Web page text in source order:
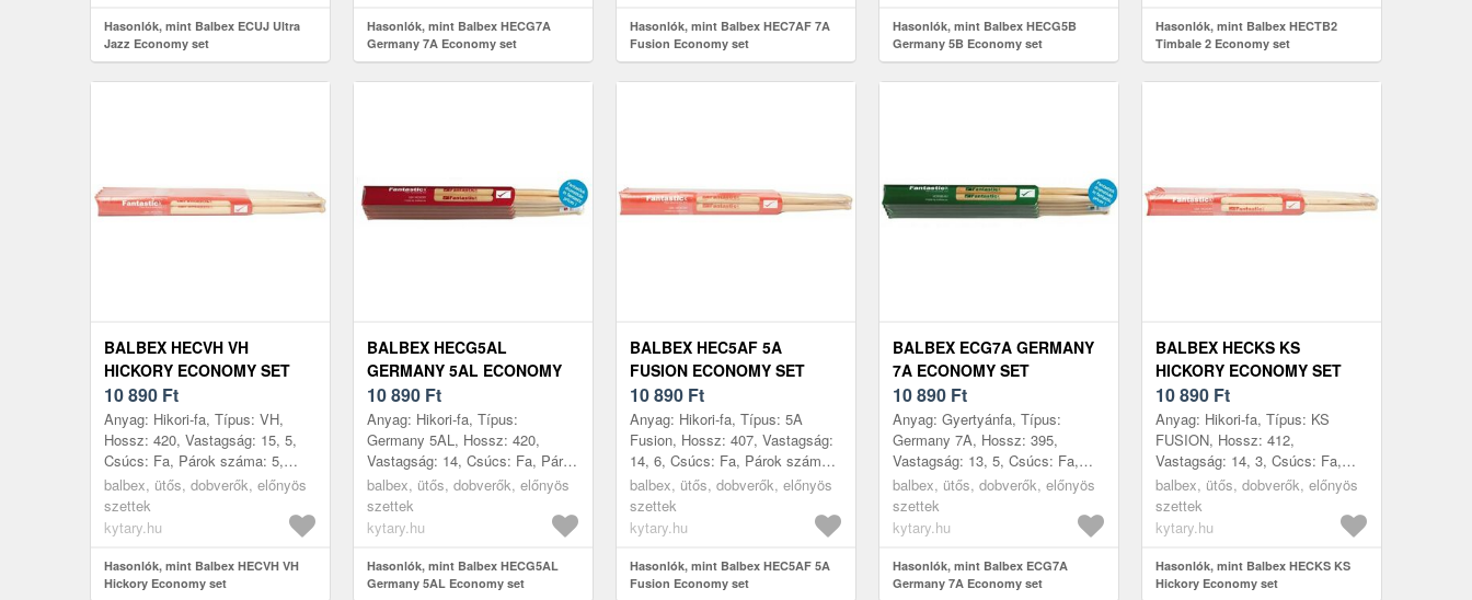
Hasonlók, mint Balbex ECUJ Ultra
Jazz Economy set
Hasonlók, mint Balbex HECG7A
Germany 7A Economy set
Hasonlók, mint Balbex HEC7AF 7A
Fusion Economy set
Hasonlók, mint Balbex HECG5B
Germany 5B Economy set
Hasonlók, mint Balbex HECTB2
Timbale 2 Economy set
BALBEX HECVH VH
HICKORY ECONOMY SET
10 890 Ft
Anyag: Hikori-fa, Típus: VH,
Hossz: 420, Vastagság: 15, 5,
Csúcs: Fa, Párok száma: 5,
Gyártás helye: Csehország
balbex, ütős, dobverők, előnyös
szettek
kytary.hu
Hasonlók, mint Balbex HECVH VH
Hickory Economy set
BALBEX HECG5AL
GERMANY 5AL ECONOMY
SET
10 890 Ft
Anyag: Hikori-fa, Típus:
Germany 5AL, Hossz: 420,
Vastagság: 14, Csúcs: Fa, Párok
száma: 5, Gyártás helye:
Csehország
balbex, ütős, dobverők, előnyös
szettek
kytary.hu
Hasonlók, mint Balbex HECG5AL
Germany 5AL Economy set
BALBEX HEC5AF 5A
FUSION ECONOMY SET
10 890 Ft
Anyag: Hikori-fa, Típus: 5A
Fusion, Hossz: 407, Vastagság:
14, 6, Csúcs: Fa, Párok száma:
5, Gyártás helye: Csehország
balbex, ütős, dobverők, előnyös
szettek
kytary.hu
Hasonlók, mint Balbex HEC5AF 5A
Fusion Economy set
BALBEX ECG7A GERMANY
7A ECONOMY SET
10 890 Ft
Anyag: Gyertyánfa, Típus:
Germany 7A, Hossz: 395,
Vastagság: 13, 5, Csúcs: Fa,
Párok száma: 5, Gyártás helye:
Csehország
balbex, ütős, dobverők, előnyös
szettek
kytary.hu
Hasonlók, mint Balbex ECG7A
Germany 7A Economy set
BALBEX HECKS KS
HICKORY ECONOMY SET
10 890 Ft
Anyag: Hikori-fa, Típus: KS
FUSION, Hossz: 412,
Vastagság: 14, 3, Csúcs: Fa,
Párok száma: 5, Gyártás helye:
Csehország
balbex, ütős, dobverők, előnyös
szettek
kytary.hu
Hasonlók, mint Balbex HECKS KS
Hickory Economy set